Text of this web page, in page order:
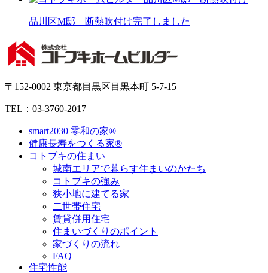
品川区M邸 断熱吹付け完了しました
〒152-0002 東京都目黒区目黒本町 5-7-15
TEL：03-3760-2017
smart2030 零和の家®
健康長寿をつくる家®
コトブキの住まい
城南エリアで暮らす住まいのかたち
コトブキの強み
狭小地に建てる家
二世帯住宅
賃貸併用住宅
住まいづくりのポイント
家づくりの流れ
FAQ
住宅性能